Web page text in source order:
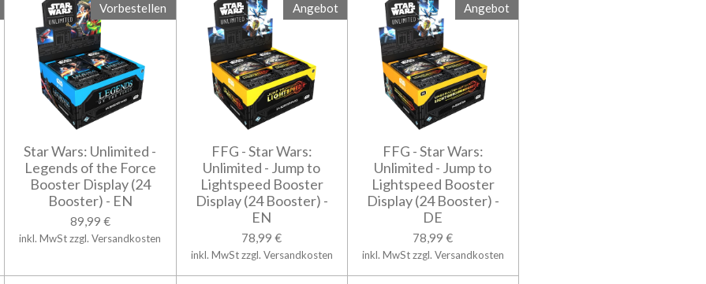
Vorbestellen
Star Wars: Unlimited -
Legends of the Force
Booster Display (24
Booster) - EN
89,99 €
inkl. MwSt zzgl. Versandkosten
Angebot
FFG - Star Wars:
Unlimited - Jump to
Lightspeed Booster
Display (24 Booster) -
EN
78,99 €
inkl. MwSt zzgl. Versandkosten
Angebot
FFG - Star Wars:
Unlimited - Jump to
Lightspeed Booster
Display (24 Booster) -
DE
78,99 €
inkl. MwSt zzgl. Versandkosten